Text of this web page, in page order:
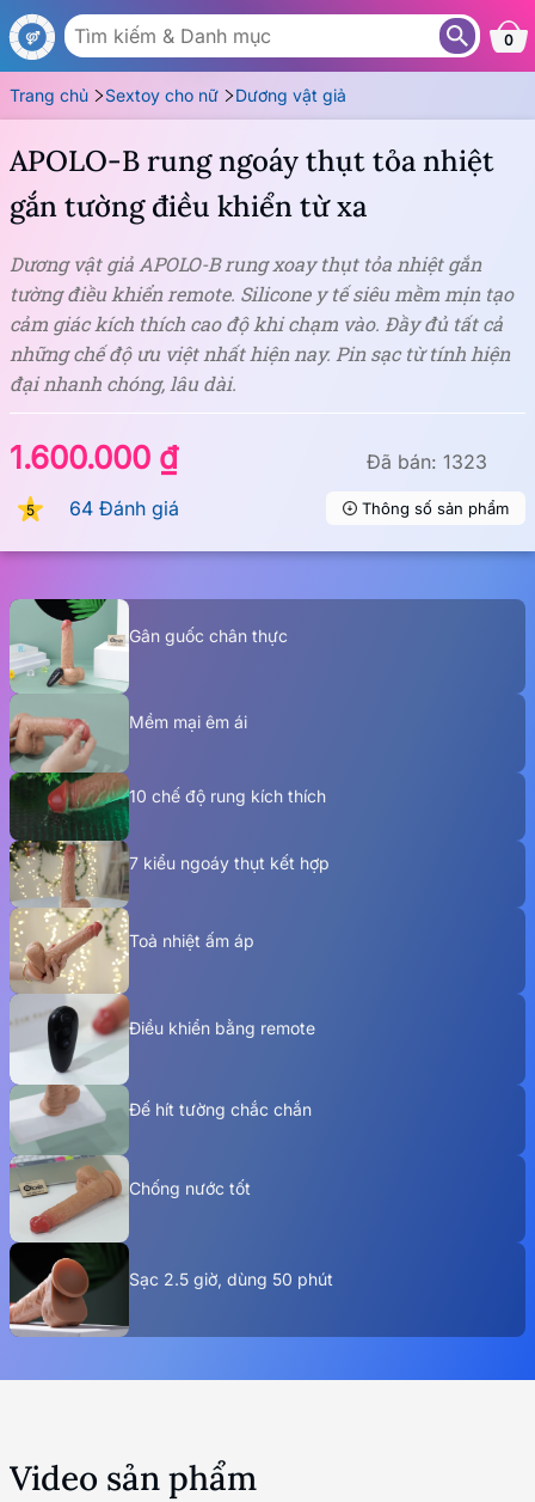
0
Trang chủ Sextoy cho nữ Dương vật giả
1.600.000 ₫ Đã bán: 1323
5 64 Đánh giá Thông số sản phẩm
APOLO-B rung ngoáy thụt tỏa nhiệt
gắn tường điều khiển từ xa
Dương vật giả APOLO-B rung xoay thụt tỏa nhiệt gắn
tường điều khiển remote. Silicone y tế siêu mềm mịn tạo
cảm giác kích thích cao độ khi chạm vào. Đầy đủ tất cả
những chế độ ưu việt nhất hiện nay. Pin sạc từ tính hiện
đại nhanh chóng, lâu dài.
Gân guốc chân thực
Mềm mại êm ái
10 chế độ rung kích thích
7 kiểu ngoáy thụt kết hợp
Toả nhiệt ấm áp
Điều khiển bằng remote
Đế hít tường chắc chắn
Chống nước tốt
Sạc 2.5 giờ, dùng 50 phút
Video sản phẩm